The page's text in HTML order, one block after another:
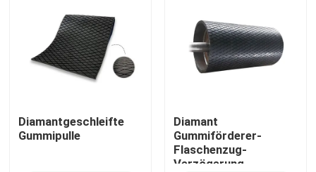
Diamantgeschleifte
Gummipulle
Diamant
Gummiförderer-
Flaschenzug-
Verzögerung